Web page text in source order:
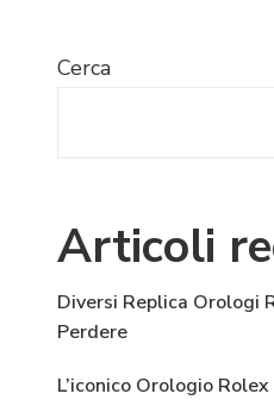
Cerca
Articoli
Diversi Replica Orologi
Perdere
L’iconico Orologio